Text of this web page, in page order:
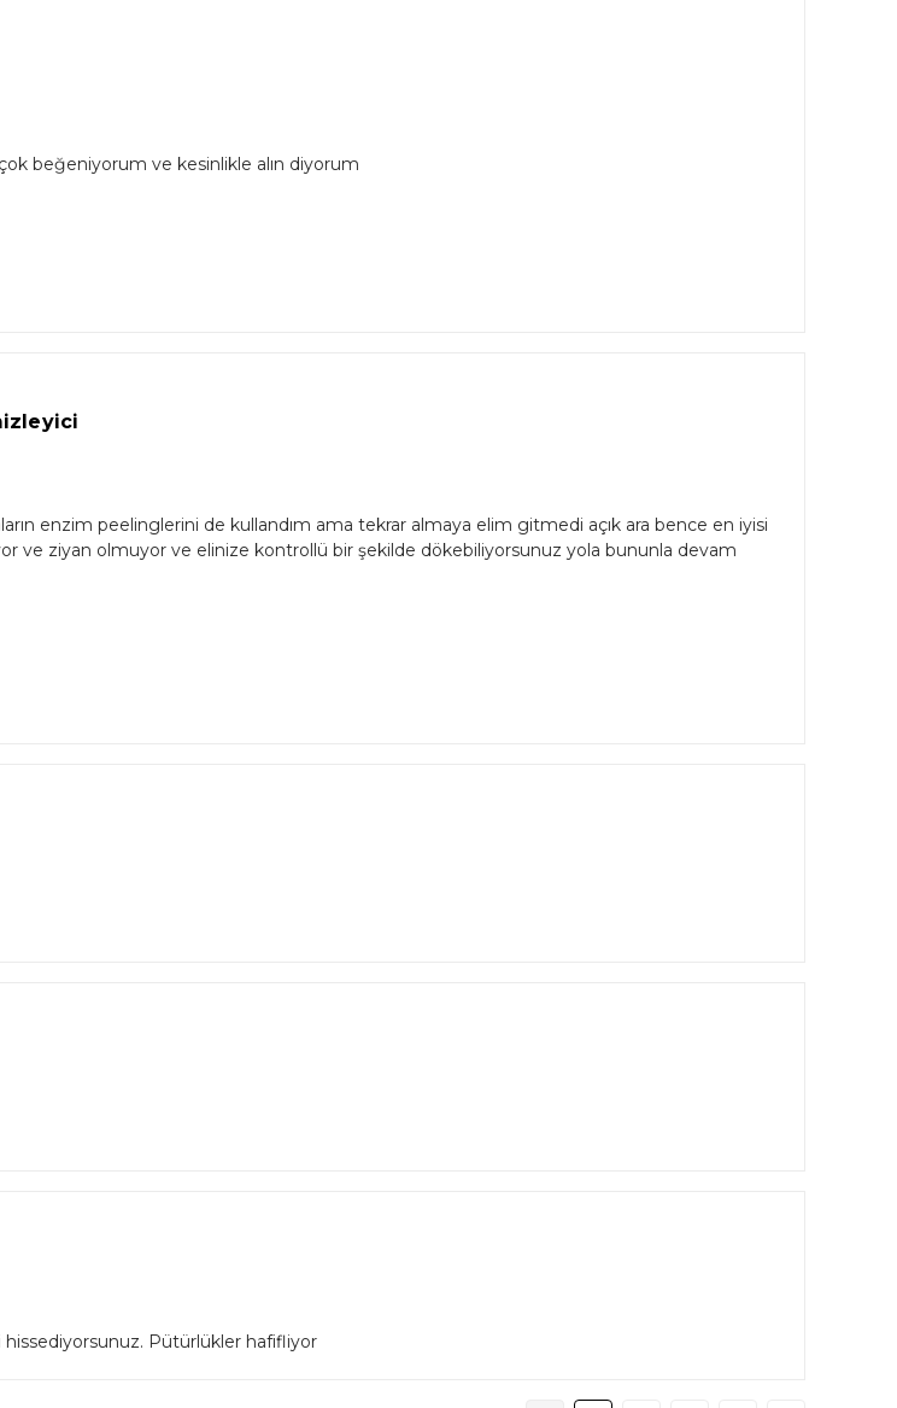
beğeniyorum ve kesinlikle alın diyorum
enzim peelinglerini de kullandım ama tekrar almaya elim gitmedi açık ara bence en iyisi
ve ziyan olmuyor ve elinize kontrollü bir şekilde dökebiliyorsunuz yola bununla devam
Pütürlükler hafifliyor